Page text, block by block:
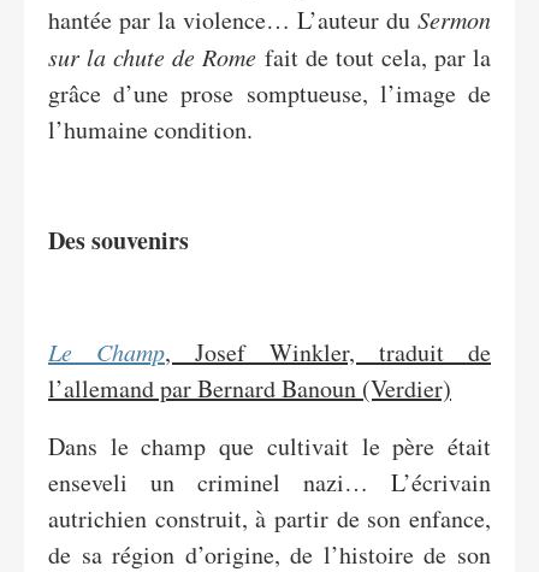
hantée par la violence… L’auteur du Sermon
sur la chute de Rome fait de tout cela, par la
grâce d’une prose somptueuse, l’image de
l’humaine condition.
Des souvenirs
Le Champ, Josef Winkler, traduit de
l’allemand par Bernard Banoun (Verdier)
Dans le champ que cultivait le père était
enseveli un criminel nazi… L’écrivain
autrichien construit, à partir de son enfance,
de sa région d’origine, de l’histoire de son